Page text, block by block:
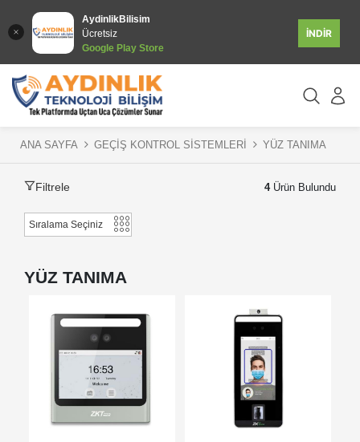
AydinlikBilisim
Ücretsiz
Google Play Store
İNDİR
ANA SAYFA GEÇİŞ KONTROL SİSTEMLERİ YÜZ TANIMA
Filtrele 4Ürün Bulundu
YÜZ TANIMA